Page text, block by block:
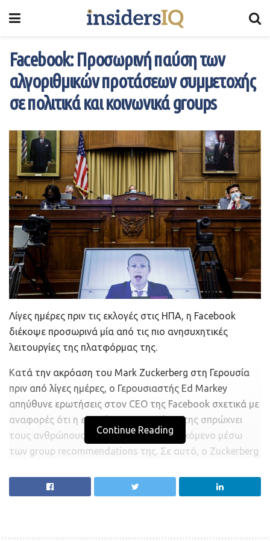
Facebook: Προσωρινή παύση των
αλγοριθμικών προτάσεων συμμετοχής
σε πολιτικά και κοινωνικά groups
Λίγες ημέρες πριν τις εκλογές στις ΗΠΑ, η Facebook
διέκοψε προσωρινά μία από τις πιο ανησυχητικές
λειτουργίες της πλατφόρμας της.
Κατά την ακρόαση του Mark Zuckerberg στη Γερουσία
πριν από λίγες ημέρες, ο Γερουσιαστής Ed Markey
απηύθυνε ερωτήσεις στον CEO της Facebook σχετικά με
αναφορές ότι η εταιρία του εις γνώσιν της σπρώχνει
τους ανθρώπους προς πιο ακραίο περιεχόμενο μέσω
των group recommendations της. Σε αυτό, ο Zuckerberg
λειτουργία για συγκεκριμμένα groups – κάτι που δεν είχε
ανακοινωθεί μέχρι τώρα. Όπως διευκρίνισε, έχει γίνει
Continue Reading